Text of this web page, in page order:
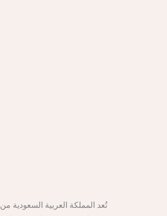
تُعد المملكة العربية السعودية